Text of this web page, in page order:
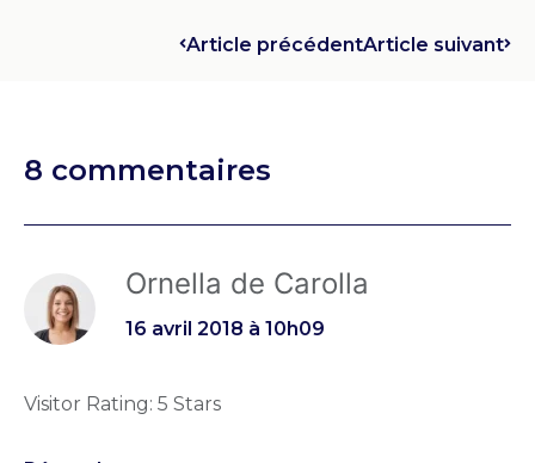
Article précédentArticle suivant
8 commentaires
Ornella de Carolla
16 avril 2018 à 10h09
Visitor Rating: 5 Stars